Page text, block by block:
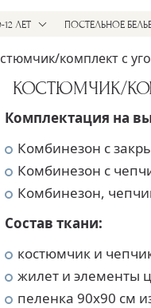
ЛЕТ ПОСТЕЛЬНОЕ
комплект с
КОСТЮМЧИК/
Комплектация на
Комбинезон с
Комбинезон с
Комбинезон,
Состав ткани:
костюмчик и
жилет и элементы
пеленка 90х90 см